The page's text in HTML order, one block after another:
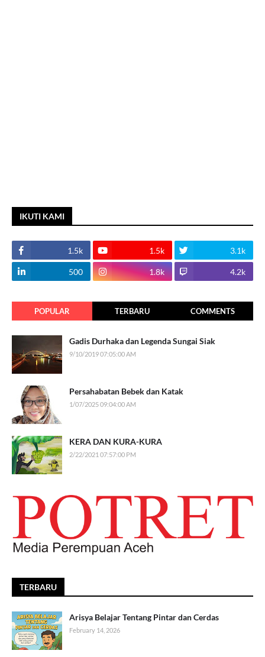
IKUTI KAMI
1.5k 1.5k 3.1k
500 1.8k 4.2k
POPULAR TERBARU COMMENTS
Gadis Durhaka dan Legenda Sungai Siak
9/10/2019 07:05:00 AM
Persahabatan Bebek dan Katak
1/07/2025 09:04:00 AM
KERA DAN KURA-KURA
2/22/2021 07:57:00 PM
TERBARU
Arisya Belajar Tentang Pintar dan Cerdas
February 14, 2026